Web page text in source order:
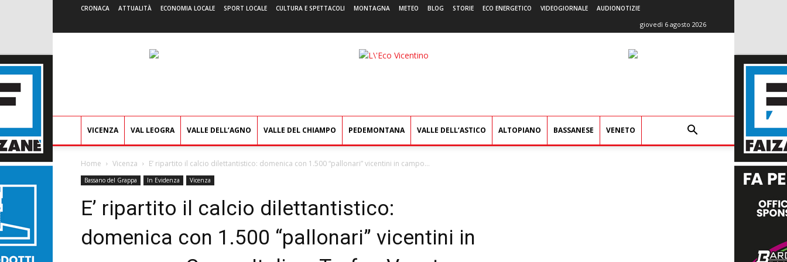
CRONACA ATTUALITÀ ECONOMIA LOCALE SPORT LOCALE CULTURA E SPETTACOLI MONTAGNA METEO BLOG STORIE ECO ENERGETICO VIDEOGIORNALE AUDIONOTIZIE
giovedì 6 agosto 2026
L'Eco
VICENZA VAL LEOGRA VALLE DELL’AGNO VALLE DEL CHIAMPO PEDEMONTANA VALLE DELL’ASTICO ALTOPIANO BASSANESE VENETO
Home Vicenza E’ ripartito il calcio dilettantistico: domenica con 1.500 “pallonari” vicentini in campo...
Bassano del Grappa In Evidenza Vicenza
E’ ripartito il calcio dilettantistico:
domenica con 1.500 “pallonari” vicentini in